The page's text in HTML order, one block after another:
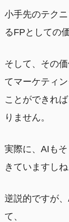
小手先のテク
るFPとしての
そして、その
てマーケティ
ことができれ
りません。
実際に、AIも
きていますしね
逆説的ですが
て、